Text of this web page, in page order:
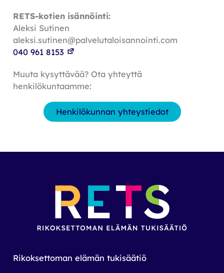
RETS-kotien isännöinti:
Aleksi Sutinen
aleksi.sutinen@palvelutaloisannointi.com
040 961 8153
Muuta kysyttävää? Ota yhteyttä
henkilökuntaamme:
Henkilökunnan yhteystiedot
Rikoksettoman elämän tukisäätiö